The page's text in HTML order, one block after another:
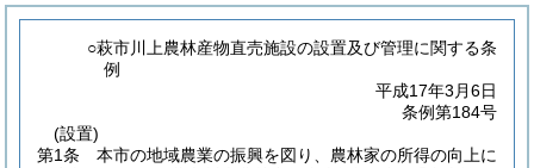
○萩市川上農林産物直売施設の設置及び管理に関する条
例
平成17年3月6日
条例第184号
(設置)
第1条
本市の地域農業の振興を図り、農林家の所得の向上に